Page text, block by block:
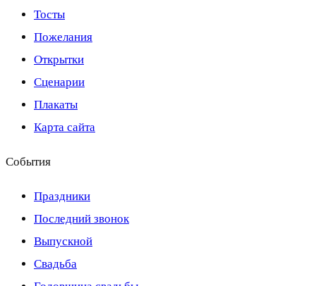
Тосты
Пожелания
Открытки
Сценарии
Плакаты
Карта сайта
События
Праздники
Последний звонок
Выпускной
Свадьба